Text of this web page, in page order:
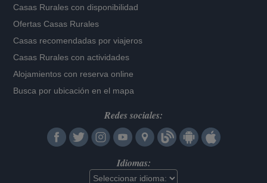
Casas Rurales con disponibilidad
Ofertas Casas Rurales
Casas recomendadas por viajeros
Casas Rurales con actividades
Alojamientos con reserva online
Busca por ubicación en el mapa
Redes sociales:
Idiomas: